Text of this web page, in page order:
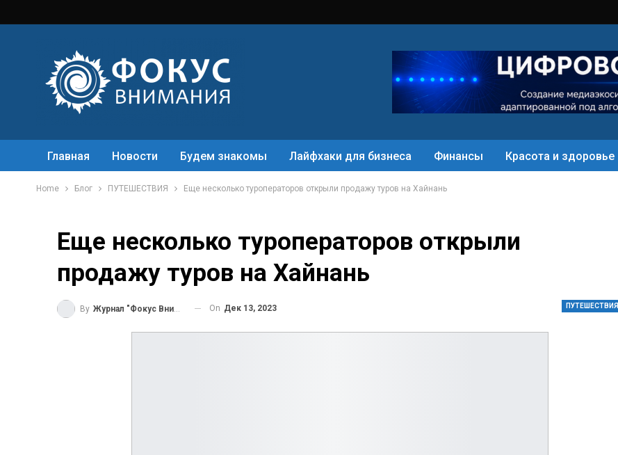
Главная Новости Будем знакомы Лайфхаки для бизнеса Финансы Красота и здоровье
Home Блог ПУТЕШЕСТВИЯ Еще несколько туроператоров открыли продажу туров на Хайнань
Еще несколько туроператоров открыли
продажу туров на Хайнань
ПУТЕШЕСТВИЯ
By Журнал "Фокус Внимания" On Дек 13, 2023